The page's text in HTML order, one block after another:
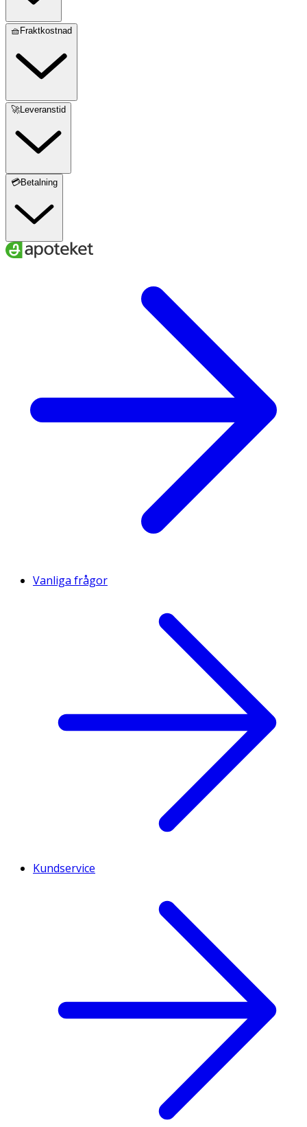
🧺Fraktkostnad
🚀Leveranstid
💳Betalning
Vanliga frågor
Kundservice